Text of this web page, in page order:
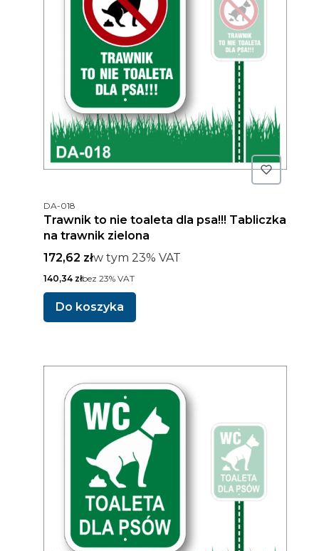
Kod produktu
DA-018
Trawnik to nie toaleta dla psa!!! Tabliczka
na trawnik zielona
Cena brutto
172,62 złw tym %s VAT
w tym 23% VAT
Cena netto
140,34 złbez 23% VAT
Do koszyka